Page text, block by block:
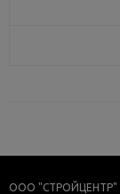
ООО "СТРОЙЦЕНТР"